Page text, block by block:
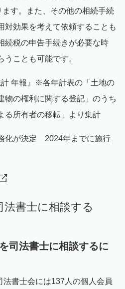
す。また、その他の相続手続
対効果を考えて依頼することも
続税の申告手続きが必要な時
ことも可能です。
計 年報』※各年計表の「土地の
物の権利に関する登記」のうち
る所有者の移転」より集計
化が決定 2024年までに施行
書士に相談する
司法書士に相談するに
書士会には137人の個人会員